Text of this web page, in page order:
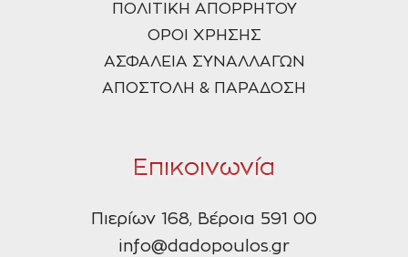
ΠΟΛΙΤΙΚΗ ΑΠΟΡΡΗΤΟΥ
ΟΡΟΙ ΧΡΗΣΗΣ
ΑΣΦΑΛΕΙΑ ΣΥΝΑΛΛΑΓΩΝ
ΑΠΟΣΤΟΛΗ & ΠΑΡΑΔΟΣΗ
Επικοινωνία
Πιερίων 168, Βέροια 591 00
info@dadopoulos.gr